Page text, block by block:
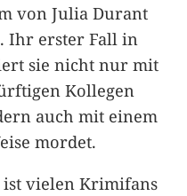
von Julia Durant
Ihr erster Fall in
sie nicht nur mit
Kollegen
auch mit einem
mordet.
vielen Krimifans